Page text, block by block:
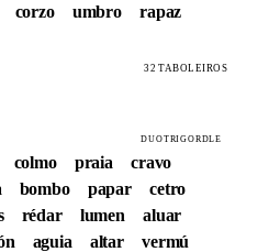
corzo umbro
rapaz
32 TABOLEIROS
DUOTRIGORDLE
colmo praia
cravo
bombo papar
cetro
rédar lumen
aluar
aguia altar
vermú